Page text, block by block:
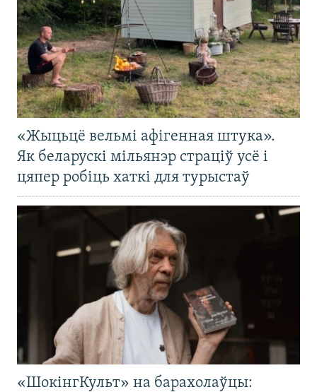
«Жыцьцё вельмі афігенная штука».
Як беларускі мільянэр страціў усё і
цяпер робіць хаткі для турыстаў
«ШокінгКульт» на барахолаўцы: